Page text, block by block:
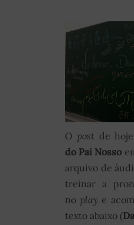
Opost de
do Pai Nosso
arquivo de
treinar a
noplay e
texto abaixo (